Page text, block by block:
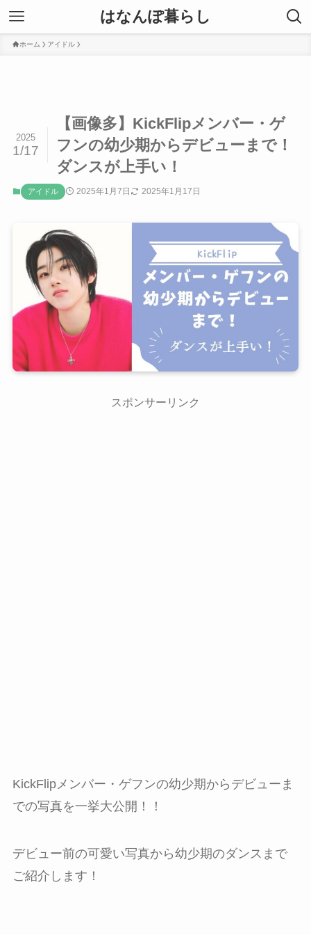
はなんぽ暮らし
ホーム アイドル
【画像多】KickFlipメンバー・ゲ
フンの幼少期からデビューまで！
ダンスが上手い！
2025
1/17
アイドル 2025年1月7日 2025年1月17日
スポンサーリンク
KickFlipメンバー・ゲフンの幼少期からデビューま
での写真を一挙大公開！！
デビュー前の可愛い写真から幼少期のダンスまで
ご紹介します！